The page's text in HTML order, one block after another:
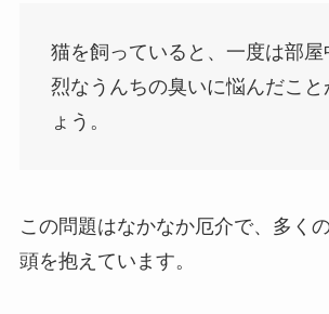
猫を飼っていると、一度は部屋
烈なうんちの臭いに悩んだこと
ょう。
この問題はなかなか厄介で、多く
頭を抱えています。